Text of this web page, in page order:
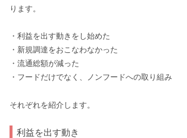
ります。
・利益を出す動きをし始めた
・新規調達をおこなわなかった
・流通総額が減った
・フードだけでなく、ノンフードへの取り組み
それぞれを紹介します。
利益を出す動き